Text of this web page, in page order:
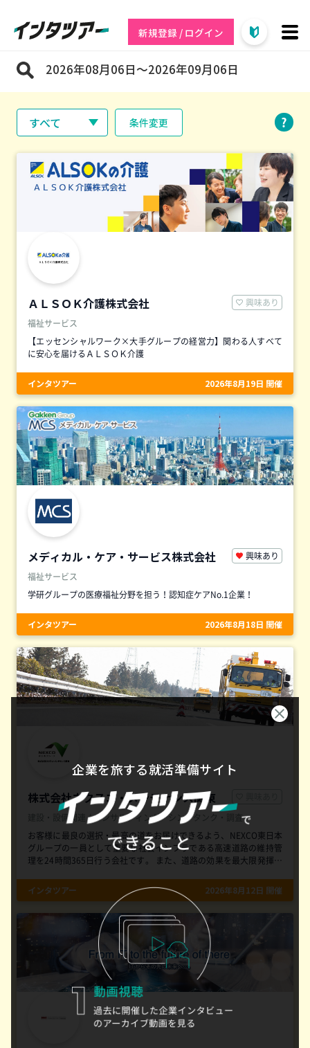
新規登録 / ログイン
2026年08月06日～2026年09月06日
すべて 条件変更
ＡＬＳＯＫ介護株式会社
興味あり
福祉サービス
【エッセンシャルワーク×大手グループの経営力】関わる人すべて
に安心を届けるＡＬＳＯＫ介護
インタツアー 2026年8月19日 開催
メディカル・ケア・サービス株式会社
興味あり
福祉サービス
学研グループの医療福祉分野を担う！認知症ケアNo.1企業！
インタツアー 2026年8月18日 開催
株式会社ネクスコ・メンテナンス関東
建設・設備関連 / コンサルティング・シンクタンク・調査
お客様に最良の選択・最高の道をお届けできるよう、NEXCO東日本
グループの一員として重要な社会インフラである高速道路の維持管
理を24時間365日行う会社です。 また、道路の効果を最大限発揮さ
に貢献します。
インタツアー 2026年8月12日 開催
企業を旅する就活準備サイト